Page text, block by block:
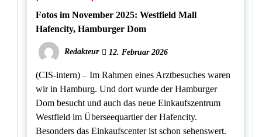
Fotos im November 2025: Westfield Mall
Hafencity, Hamburger Dom
Redakteur 12. Februar 2026
(CIS-intern) – Im Rahmen eines Arztbesuches waren
wir in Hamburg. Und dort wurde der Hamburger
Dom besucht und auch das neue Einkaufszentrum
Westfield im Überseequartier der Hafencity.
Besonders das Einkaufscenter ist schon sehenswert.